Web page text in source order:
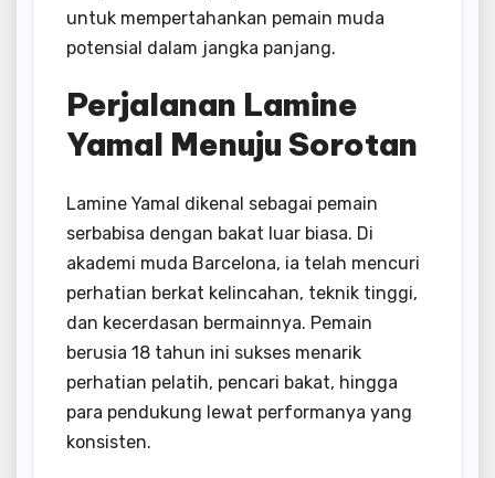
untuk mempertahankan pemain muda
potensial dalam jangka panjang.
Perjalanan Lamine
Yamal Menuju Sorotan
Lamine Yamal dikenal sebagai pemain
serbabisa dengan bakat luar biasa. Di
akademi muda Barcelona, ia telah mencuri
perhatian berkat kelincahan, teknik tinggi,
dan kecerdasan bermainnya. Pemain
berusia 18 tahun ini sukses menarik
perhatian pelatih, pencari bakat, hingga
para pendukung lewat performanya yang
konsisten.